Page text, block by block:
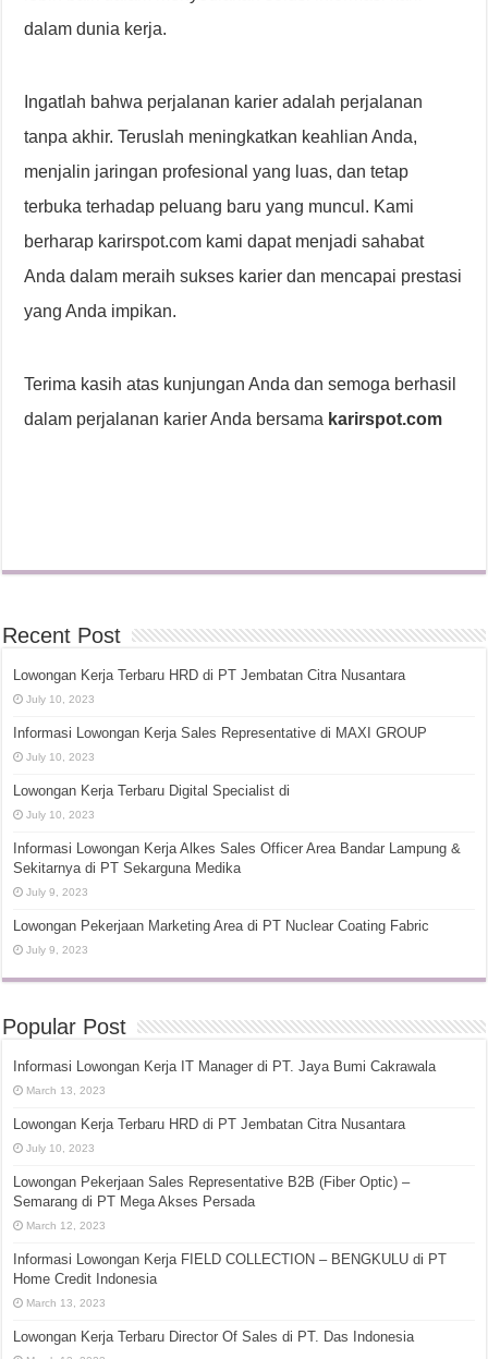
dalam dunia kerja.
Ingatlah bahwa perjalanan karier adalah perjalanan
tanpa akhir. Teruslah meningkatkan keahlian Anda,
menjalin jaringan profesional yang luas, dan tetap
terbuka terhadap peluang baru yang muncul. Kami
berharap karirspot.com kami dapat menjadi sahabat
Anda dalam meraih sukses karier dan mencapai prestasi
yang Anda impikan.
Terima kasih atas kunjungan Anda dan semoga berhasil
dalam perjalanan karier Anda bersama karirspot.com
Recent Post
Lowongan Kerja Terbaru HRD di PT Jembatan Citra Nusantara
July 10, 2023
Informasi Lowongan Kerja Sales Representative di MAXI GROUP
July 10, 2023
Lowongan Kerja Terbaru Digital Specialist di
July 10, 2023
Informasi Lowongan Kerja Alkes Sales Officer Area Bandar Lampung &
Sekitarnya di PT Sekarguna Medika
July 9, 2023
Lowongan Pekerjaan Marketing Area di PT Nuclear Coating Fabric
July 9, 2023
Popular Post
Informasi Lowongan Kerja IT Manager di PT. Jaya Bumi Cakrawala
March 13, 2023
Lowongan Kerja Terbaru HRD di PT Jembatan Citra Nusantara
July 10, 2023
Lowongan Pekerjaan Sales Representative B2B (Fiber Optic) –
Semarang di PT Mega Akses Persada
March 12, 2023
Informasi Lowongan Kerja FIELD COLLECTION – BENGKULU di PT
Home Credit Indonesia
March 13, 2023
Lowongan Kerja Terbaru Director Of Sales di PT. Das Indonesia